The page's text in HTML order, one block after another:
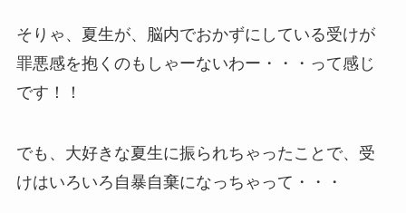
そりゃ、夏生が、脳内でおかずにしている受けが
罪悪感を抱くのもしゃーないわー・・・って感じ
です！！
でも、大好きな夏生に振られちゃったことで、受
けはいろいろ自暴自棄になっちゃって・・・